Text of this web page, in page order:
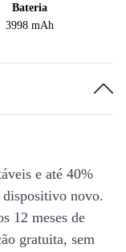
Bateria
3998 mAh
e até 40%
dispositivo novo.
12 meses de
gratuita, sem